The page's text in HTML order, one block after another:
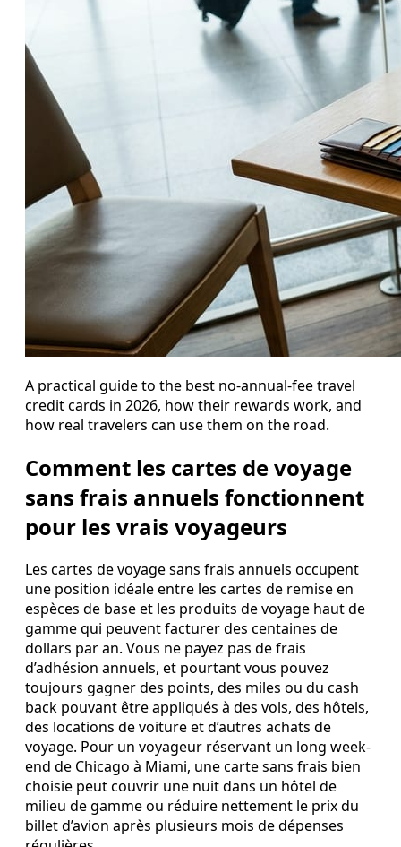
A practical guide to the best no-annual-fee travel
credit cards in 2026, how their rewards work, and
how real travelers can use them on the road.
Comment les cartes de voyage
sans frais annuels fonctionnent
pour les vrais voyageurs
Les cartes de voyage sans frais annuels occupent
une position idéale entre les cartes de remise en
espèces de base et les produits de voyage haut de
gamme qui peuvent facturer des centaines de
dollars par an. Vous ne payez pas de frais
d’adhésion annuels, et pourtant vous pouvez
toujours gagner des points, des miles ou du cash
back pouvant être appliqués à des vols, des hôtels,
des locations de voiture et d’autres achats de
voyage. Pour un voyageur réservant un long week-
end de Chicago à Miami, une carte sans frais bien
choisie peut couvrir une nuit dans un hôtel de
milieu de gamme ou réduire nettement le prix du
billet d’avion après plusieurs mois de dépenses